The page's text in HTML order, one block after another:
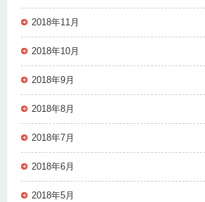
2018年11月
2018年10月
2018年9月
2018年8月
2018年7月
2018年6月
2018年5月